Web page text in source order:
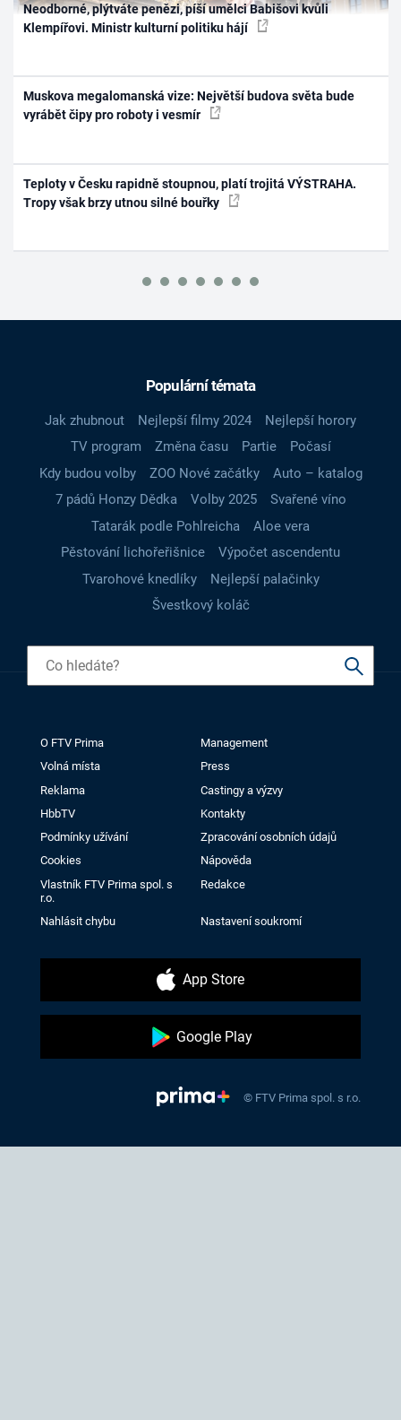
Neodborné, plýtváte penězi, píší umělci Babišovi kvůli
Klempířovi. Ministr kulturní politiku hájí
Muskova megalomanská vize: Největší budova světa bude
vyrábět čipy pro roboty i vesmír
Teploty v Česku rapidně stoupnou, platí trojitá VÝSTRAHA.
Tropy však brzy utnou silné bouřky
Populární témata
Jak zhubnout Nejlepší filmy 2024
Nejlepší horory
TV program
Změna času Partie
Počasí
Kdy budou volby
ZOO Nové začátky
Auto – katalog
7 pádů Honzy Dědka
Volby 2025
Svařené víno
Tatarák podle Pohlreicha
Aloe vera
Pěstování lichořeřišnice
Výpočet ascendentu
Tvarohové knedlíky
Nejlepší palačinky
Švestkový koláč
O FTV Prima
Management
Volná místa
Press
Reklama
Castingy a výzvy
HbbTV
Kontakty
Podmínky užívání
Zpracování osobních údajů
Cookies
Nápověda
Vlastník FTV Prima spol. s
r.o.
Redakce
Nahlásit chybu Nastavení soukromí
App Store
Google Play
© FTV Prima spol. s r.o.